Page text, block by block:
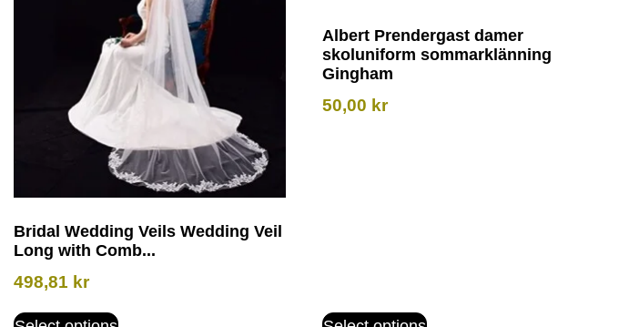
Bridal Wedding Veils Wedding Veil
Long with Comb...
498,81 kr
Albert Prendergast damer
skoluniform sommarklänning
Gingham
50,00 kr